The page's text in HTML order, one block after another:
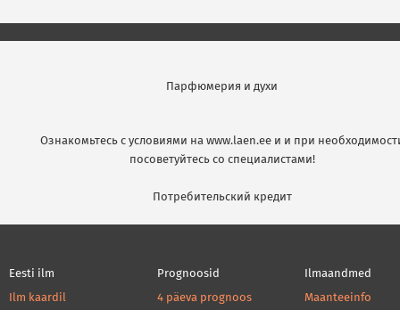
Парфюмерия и духи
Ознакомьтесь с условиями на www.laen.ee и и при
посоветуйтесь со специалистами!
Потребительский кредит
Eesti ilm
Ilm kaardil
Prognoosid
4 päeva prognoos
Ilmaandmed
Maanteeinfo